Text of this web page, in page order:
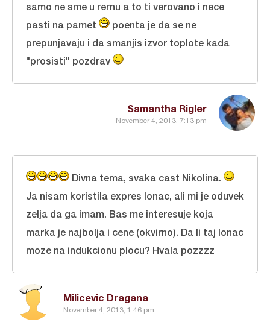
Samantha Rigler
November 4, 2013, 7:13 pm
samo ne sme u rernu a to ti verovano i nece
pasti na pamet
poenta je da se ne
prepunjavaju i da smanjis izvor toplote kada
"prosisti" pozdrav
Milicevic Dragana
November 4, 2013, 1:46 pm
Divna tema, svaka cast Nikolina.
Ja nisam koristila expres lonac, ali mi je oduvek
zelja da ga imam. Bas me interesuje koja
marka je najbolja i cene (okvirno). Da li taj lonac
moze na indukcionu plocu? Hvala pozzzz